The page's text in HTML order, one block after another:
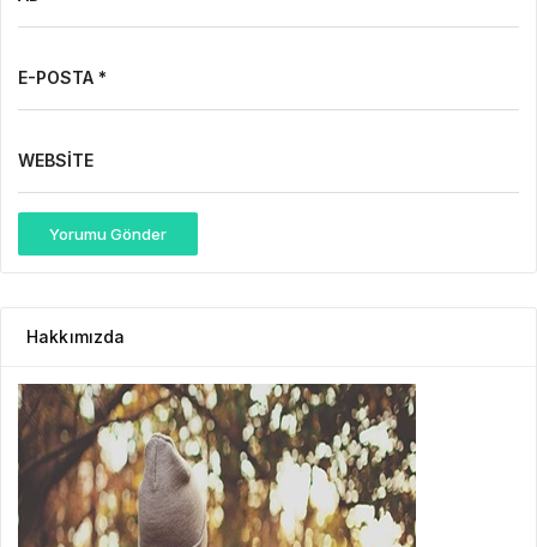
E-POSTA *
WEBSITE
Yorumu Gönder
Hakkımızda